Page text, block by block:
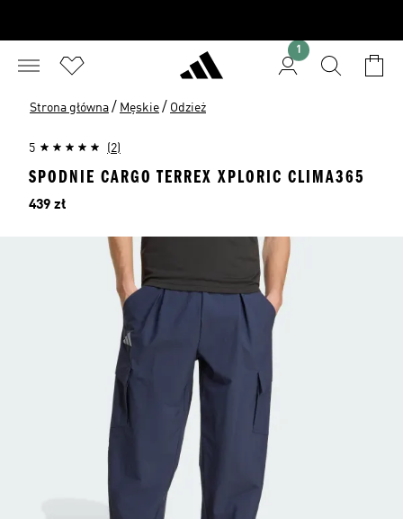
1
Strona główna / Męskie / Odzież
5 (2)
SPODNIE CARGO TERREX XPLORIC CLIMA365
Cena
439 zł